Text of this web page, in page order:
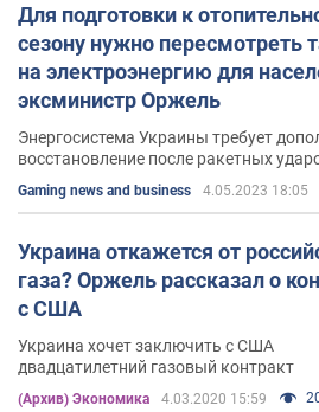
Для подготовки к
сезону нужно пересмотреть
на электроэнергию для
эксминистр Оржель
Энергосистема Украины требует
восстановление после ракетных
Gaming news and business 4.05.2023 18:05
Украина откажется от
газа? Оржель рассказал о
с США
Украина хочет заключить с США
двадцатилетний газовый контракт
(Архив) Экономика 4.03.2020 15:59